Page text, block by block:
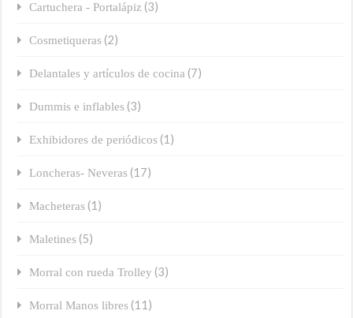
Cartuchera - Portalápiz (3)
Cosmetiqueras (2)
Delantales y artículos de cocina (7)
Dummis e inflables (3)
Exhibidores de periódicos (1)
Loncheras- Neveras (17)
Macheteras (1)
Maletines (5)
Morral con rueda Trolley (3)
Morral Manos libres (11)